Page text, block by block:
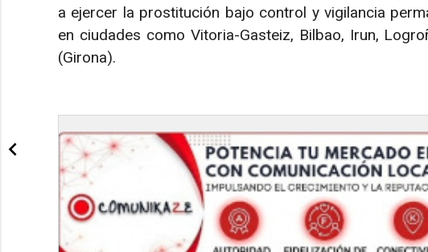
a ejercer la prostitución bajo control y vigilancia
en ciudades como Vitoria-Gasteiz, Bilbao, Irun,
(Girona).